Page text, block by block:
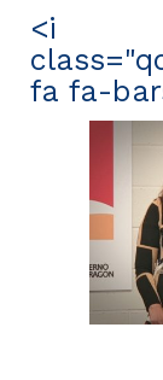
<i
fa fa-